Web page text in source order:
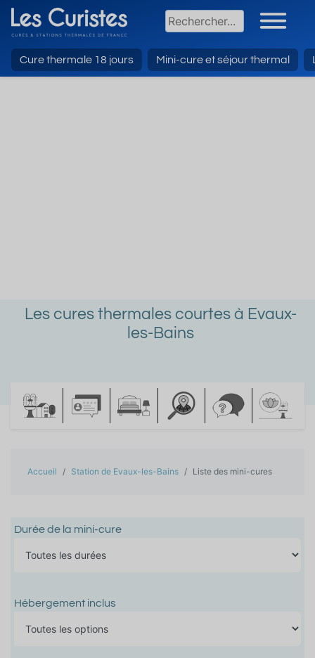
Cure thermale 18 jours Mini-cure et séjour thermal
Les cures thermales courtes à Evaux-
les-Bains
Accueil Station de Evaux-les-Bains Liste des mini-cures
Durée de la mini-cure
Hébergement inclus